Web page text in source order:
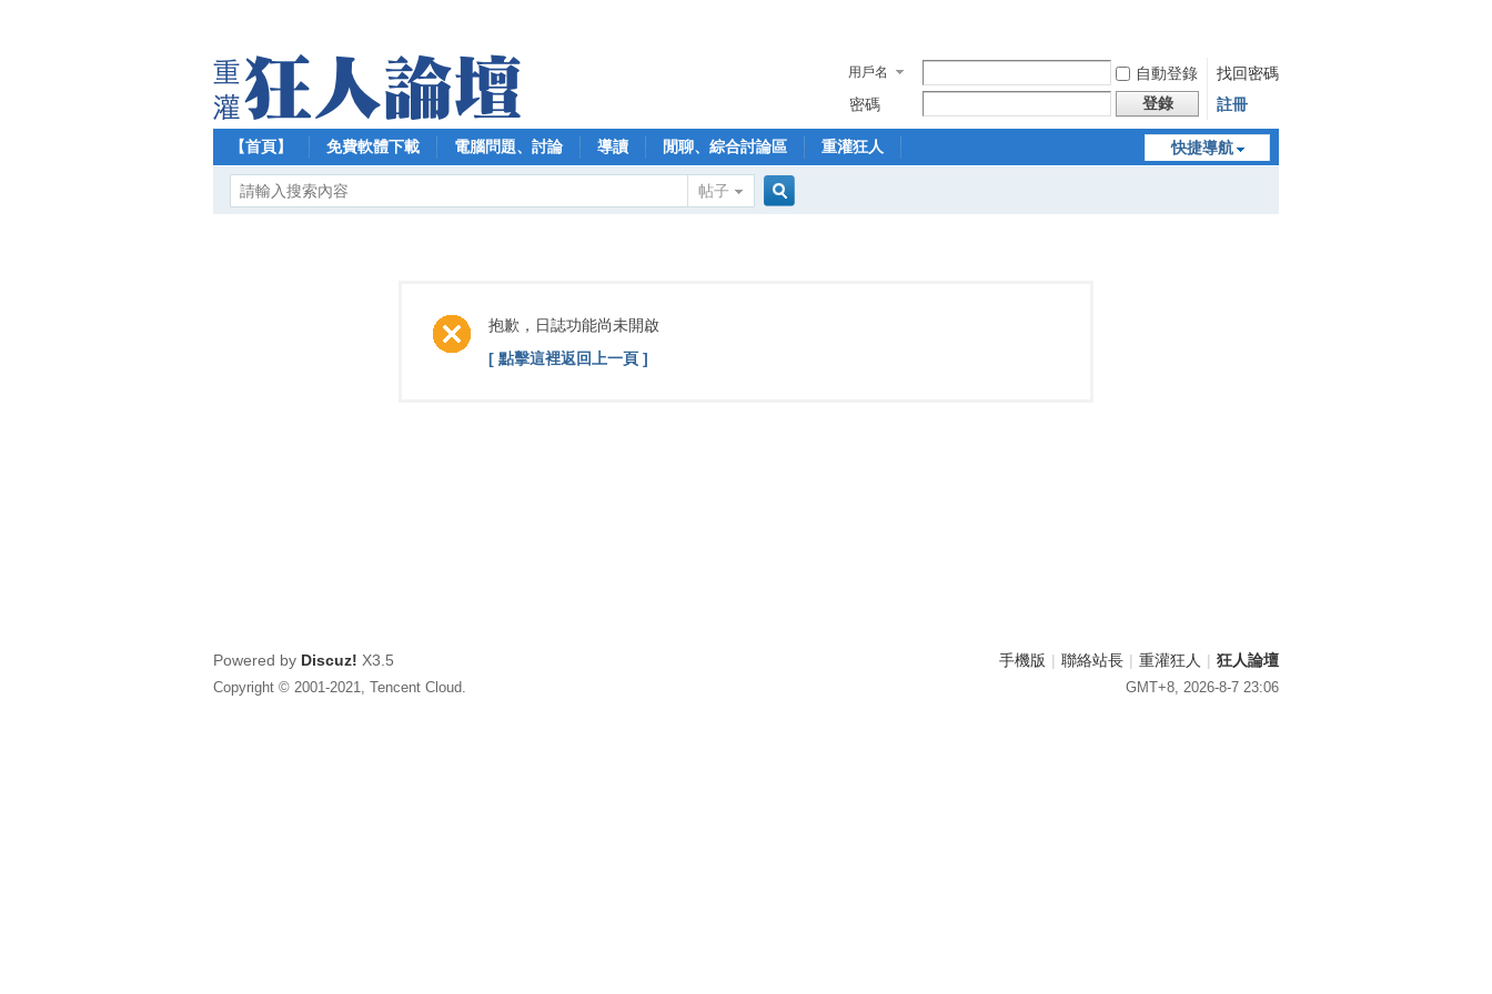
用戶名 自動登錄
找回密碼
密碼
登錄 註冊
快捷導航
【首頁】 免費軟體下載 電腦問題、討論 導讀 閒聊、綜合討論區 重灌狂人
帖子
抱歉，日誌功能尚未開啟
[ 點擊這裡返回上一頁 ]
手機版 | 聯絡站長 | 重灌狂人 | 狂人論壇
GMT+8, 2026-8-7 23:06
Powered by Discuz! X3.5
Copyright © 2001-2021, Tencent Cloud.